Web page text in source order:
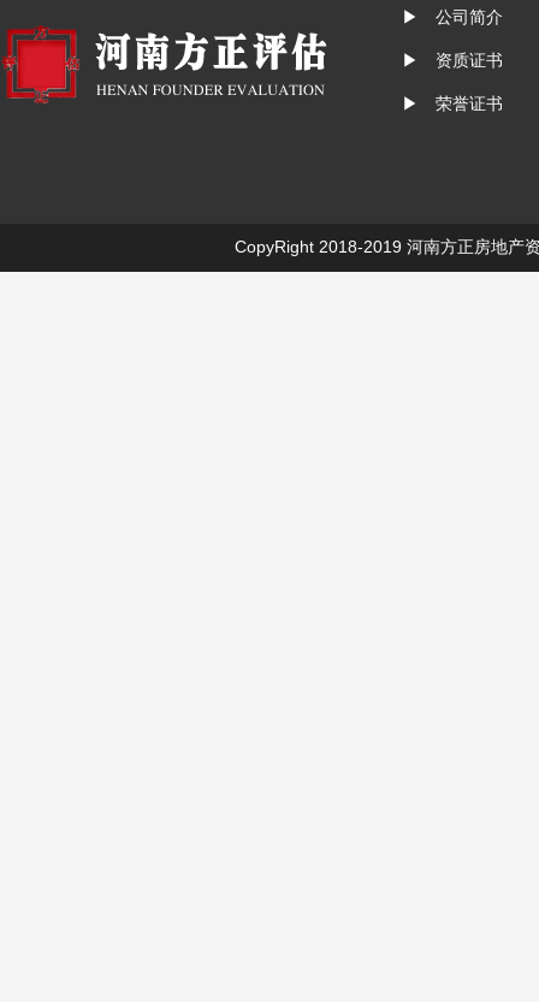
▶ 公司简介
▶ 资质证书
▶ 荣誉证书
CopyRight 2018-2019 河南方正房地产